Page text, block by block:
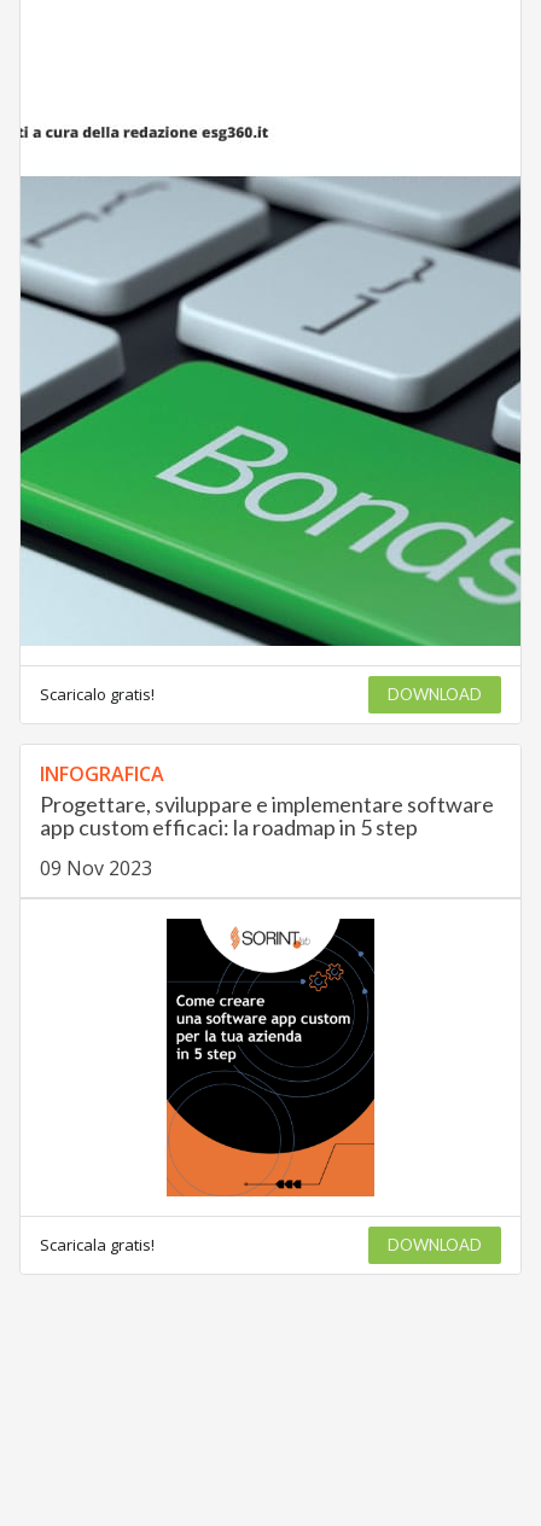
Scaricalo gratis! DOWNLOAD
INFOGRAFICA
Progettare, sviluppare e implementare software
app custom efficaci: la roadmap in 5 step
09 Nov 2023
Scaricala gratis! DOWNLOAD